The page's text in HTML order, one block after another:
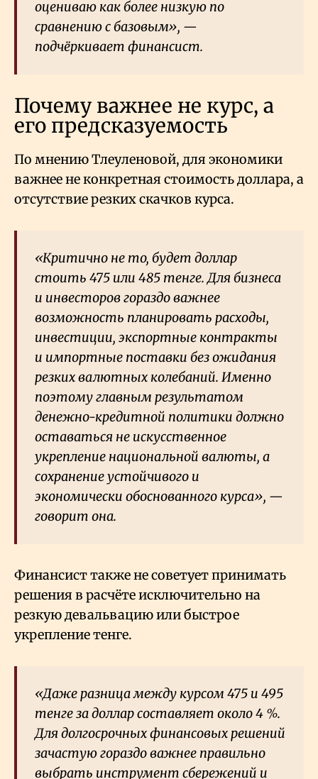
оцениваю как более низкую по
сравнению с базовым», —
подчёркивает финансист.
Почему важнее не курс, а
его предсказуемость
По мнению Тлеуленовой, для экономики
важнее не конкретная стоимость доллара, а
отсутствие резких скачков курса.
«Критично не то, будет доллар
стоить 475 или 485 тенге. Для бизнеса
и инвесторов гораздо важнее
возможность планировать расходы,
инвестиции, экспортные контракты
и импортные поставки без ожидания
резких валютных колебаний. Именно
поэтому главным результатом
денежно-кредитной политики должно
оставаться не искусственное
укрепление национальной валюты, а
сохранение устойчивого и
экономически обоснованного курса», —
говорит она.
Финансист также не советует принимать
решения в расчёте исключительно на
резкую девальвацию или быстрое
укрепление тенге.
«Даже разница между курсом 475 и 495
тенге за доллар составляет около 4 %.
Для долгосрочных финансовых решений
зачастую гораздо важнее правильно
выбрать инструмент сбережений и